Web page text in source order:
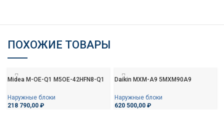
ПОХОЖИЕ ТОВАРЫ
Midea M-OE-Q1 M5OE-42HFN8-Q1
Наружные блоки
218 790,00 ₽
Daikin MXM-A9 5MXM90A9
Наружные блоки
620 500,00 ₽